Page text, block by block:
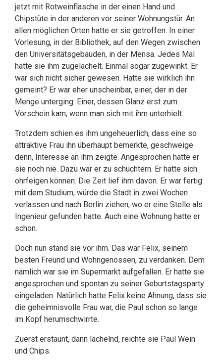
jetzt mit Rotweinflasche in der einen Hand und
Chipstüte in der anderen vor seiner Wohnungstür. An
allen möglichen Orten hatte er sie getroffen: In einer
Vorlesung, in der Bibliothek, auf den Wegen zwischen
den Universitätsgebäuden, in der Mensa. Jedes Mal
hatte sie ihm zugelächelt. Einmal sogar zugewinkt. Er
war sich nicht sicher gewesen. Hatte sie wirklich ihn
gemeint? Er war eher unscheinbar, einer, der in der
Menge unterging. Einer, dessen Glanz erst zum
Vorschein kam, wenn man sich mit ihm unterhielt.
Trotzdem schien es ihm ungeheuerlich, dass eine so
attraktive Frau ihn überhaupt bemerkte, geschweige
denn, Interesse an ihm zeigte. Angesprochen hatte er
sie noch nie. Dazu war er zu schüchtern. Er hätte sich
ohrfeigen können. Die Zeit lief ihm davon. Er war fertig
mit dem Studium, würde die Stadt in zwei Wochen
verlassen und nach Berlin ziehen, wo er eine Stelle als
Ingenieur gefunden hatte. Auch eine Wohnung hatte er
schon.
Doch nun stand sie vor ihm. Das war Felix, seinem
besten Freund und Wohngenossen, zu verdanken. Dem
nämlich war sie im Supermarkt aufgefallen. Er hatte sie
angesprochen und spontan zu seiner Geburtstagsparty
eingeladen. Natürlich hatte Felix keine Ahnung, dass sie
die geheimnisvolle Frau war, die Paul schon so lange
im Kopf herumschwirrte.
Zuerst erstaunt, dann lächelnd, reichte sie Paul Wein
und Chips.